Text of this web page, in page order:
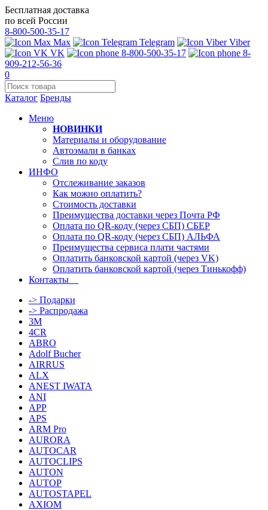
Бесплатная доставка
по всей России
8-800-500-35-17
Max
Telegram
Viber
VK
8-800-500-35-17
8-
909-212-56-36
0
Каталог Бренды
Меню
НОВИНКИ
Материалы и оборудование
Автоэмали в банках
Слив по коду
ИНФО
Отслеживание заказов
Как можно оплатить?
Стоимость доставки
Преимущества доставки через Почта РФ
Оплата по QR-коду (через СБП) СБЕР
Оплата по QR-коду (через СБП) АЛЬФА
Преимущества сервиса плати частями
Оплатить банковской картой (через VK)
Оплатить банковской картой (через Тинькофф)
Контакты
-> Подарки
-> Распродажа
3M
4CR
ABRO
Adolf Bucher
AIRRUS
ALX
ANEST IWATA
ANI
APP
APS
ARM Pro
AURORA
AUTOCAR
AUTOCLIPS
AUTON
AUTOP
AUTOSTAPEL
AXIOM